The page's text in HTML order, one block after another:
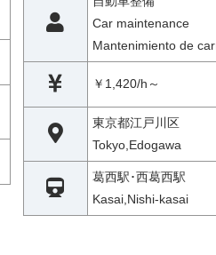
Car maintenance
Mantenimiento de
￥1,420/h～
東京都江戸川区
Tokyo,Edogawa
葛西駅･西葛西駅
Kasai,Nishi-kasai